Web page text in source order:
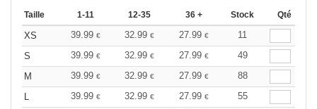
Taille 1-11 12-35 36 + Stock Qté
XS 39.99 € 32.99 € 27.99 €
11
S
39.99 € 32.99 € 27.99 €
49
M
39.99 € 32.99 € 27.99 €
88
L
39.99 € 32.99 € 27.99 €
55